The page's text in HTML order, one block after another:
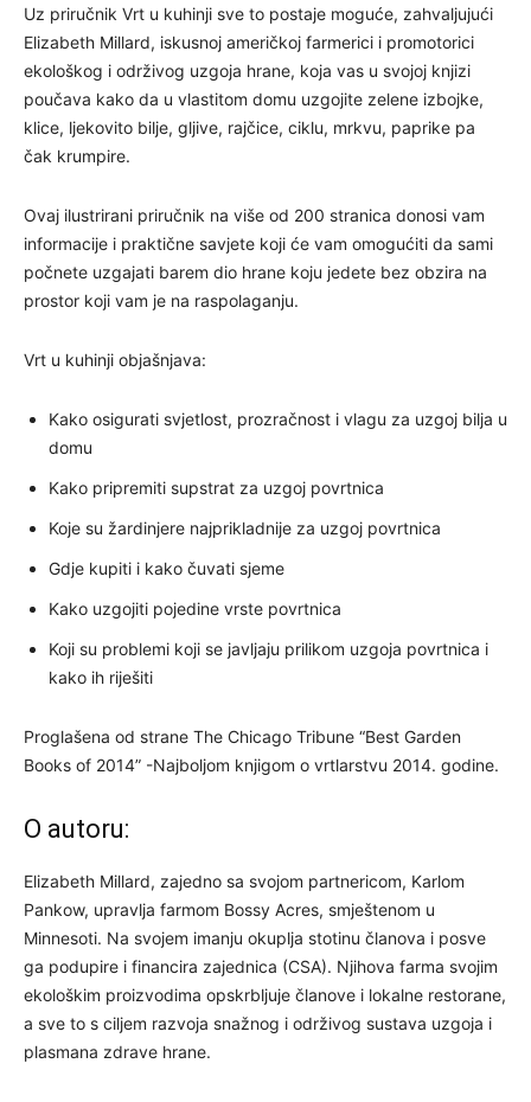
Uz priručnik Vrt u kuhinji sve to postaje moguće, zahvaljujući
Elizabeth Millard, iskusnoj američkoj farmerici i promotorici
ekološkog i održivog uzgoja hrane, koja vas u svojoj knjizi
poučava kako da u vlastitom domu uzgojite zelene izbojke,
klice, ljekovito bilje, gljive, rajčice, ciklu, mrkvu, paprike pa
čak krumpire.
Ovaj ilustrirani priručnik na više od 200 stranica donosi vam
informacije i praktične savjete koji će vam omogućiti da sami
počnete uzgajati barem dio hrane koju jedete bez obzira na
prostor koji vam je na raspolaganju.
Vrt u kuhinji objašnjava:
Kako osigurati svjetlost, prozračnost i vlagu za uzgoj bilja u
domu
Kako pripremiti supstrat za uzgoj povrtnica
Koje su žardinjere najprikladnije za uzgoj povrtnica
Gdje kupiti i kako čuvati sjeme
Kako uzgojiti pojedine vrste povrtnica
Koji su problemi koji se javljaju prilikom uzgoja povrtnica i
kako ih riješiti
Proglašena od strane The Chicago Tribune “Best Garden
Books of 2014” -Najboljom knjigom o vrtlarstvu 2014. godine.
O autoru:
Elizabeth Millard, zajedno sa svojom partnericom, Karlom
Pankow, upravlja farmom Bossy Acres, smještenom u
Minnesoti. Na svojem imanju okuplja stotinu članova i posve
ga podupire i financira zajednica (CSA). Njihova farma svojim
ekološkim proizvodima opskrbljuje članove i lokalne restorane,
a sve to s ciljem razvoja snažnog i održivog sustava uzgoja i
plasmana zdrave hrane.